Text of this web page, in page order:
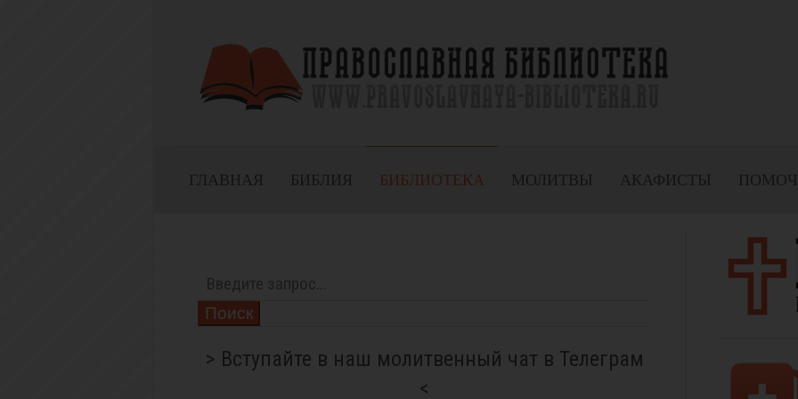
ГЛАВНАЯ БИБЛИЯ БИБЛИОТЕКА МОЛИТВЫ АКАФИСТЫ
Поиск
> Вступайте в наш молитвенный чат в Телеграм
<